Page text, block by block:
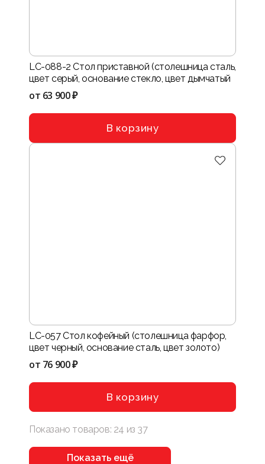
LC-088-2 Стол приставной (столешница сталь,
цвет серый, основание стекло, цвет дымчатый
от 63 900 ₽
В корзину
LC-057 Стол кофейный (столешница фарфор,
цвет черный, основание сталь, цвет золото)
от 76 900 ₽
В корзину
Показано товаров: 24 из 37
Показать ещё